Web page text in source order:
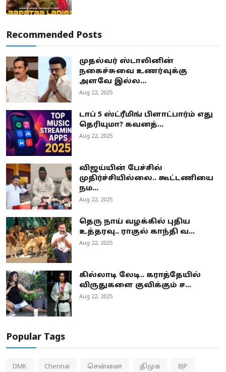
Recommended Posts
முதல்வர் ஸ்டாலினின்
நகைச்சுவை உணர்வுக்கு
அளவே இல்ல...
Aug 22, 2025
டாப் 5 ஸ்ட்ரீமிங் பிளாட்பார்ம் எது
தெரியுமா? கவனத்...
Aug 22, 2025
விஜய்யின் பேச்சில்
முதிர்ச்சியில்லை.. கூட்டணியை
நம...
Aug 22, 2025
தெரு நாய் வழக்கில் புதிய
உத்தரவு.. ராகுல் காந்தி வ...
Aug 22, 2025
கில்லாடி லேடி.. கராத்தேயில்
விருதுகளை குவிக்கும் ச...
Aug 22, 2025
Popular Tags
DMK Chennai சென்னை திமுக BJP